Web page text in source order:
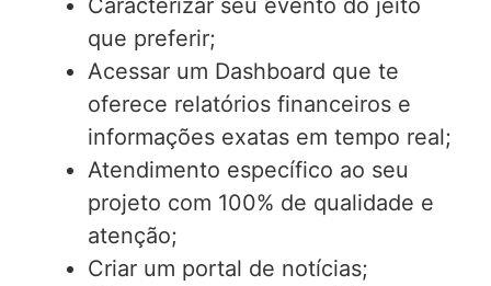
que preferir;
Acessar um Dashboard que te
oferece relatórios financeiros e
informações exatas em tempo real;
Atendimento específico ao seu
projeto com 100% de qualidade e
atenção;
Criar um portal de notícias;